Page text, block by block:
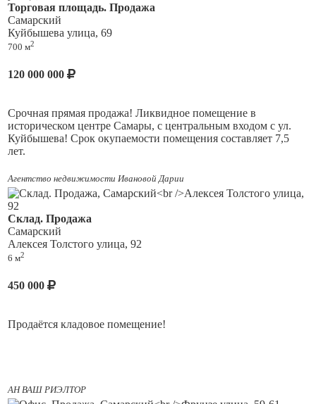
Торговая площадь. Продажа
Самарский
Куйбышева улица, 69
700 м2
120 000 000
Срочная прямая продажа! Ликвидное помещение в
историческом центре Самары, с центральным входом с ул.
Куйбышева! Срок окупаемости помещения составляет 7,5
лет.
В помещении действующий арендатор, долгосрочный
договор аренды до 2034 года, с пролангаций. Периодическая
индексация арендной ставки. Часть площади - подвал 123
кв.м. в настоящее время реконструируется в помещение с
отдельным входом, произвлдится его ремонт, что позволит
эксплуатировать его отдельно от основного помещения, с
дополнительным доходом в виде аренды.
обременений. С чистой юридической историей.
Агентство недвижимости Ивановой Дарии
Склад. Продажа
Самарский
Алексея Толстого улица, 92
6 м2
450 000
Продаётся кладовое помещение!
АН ВАШ РИЭЛТОР